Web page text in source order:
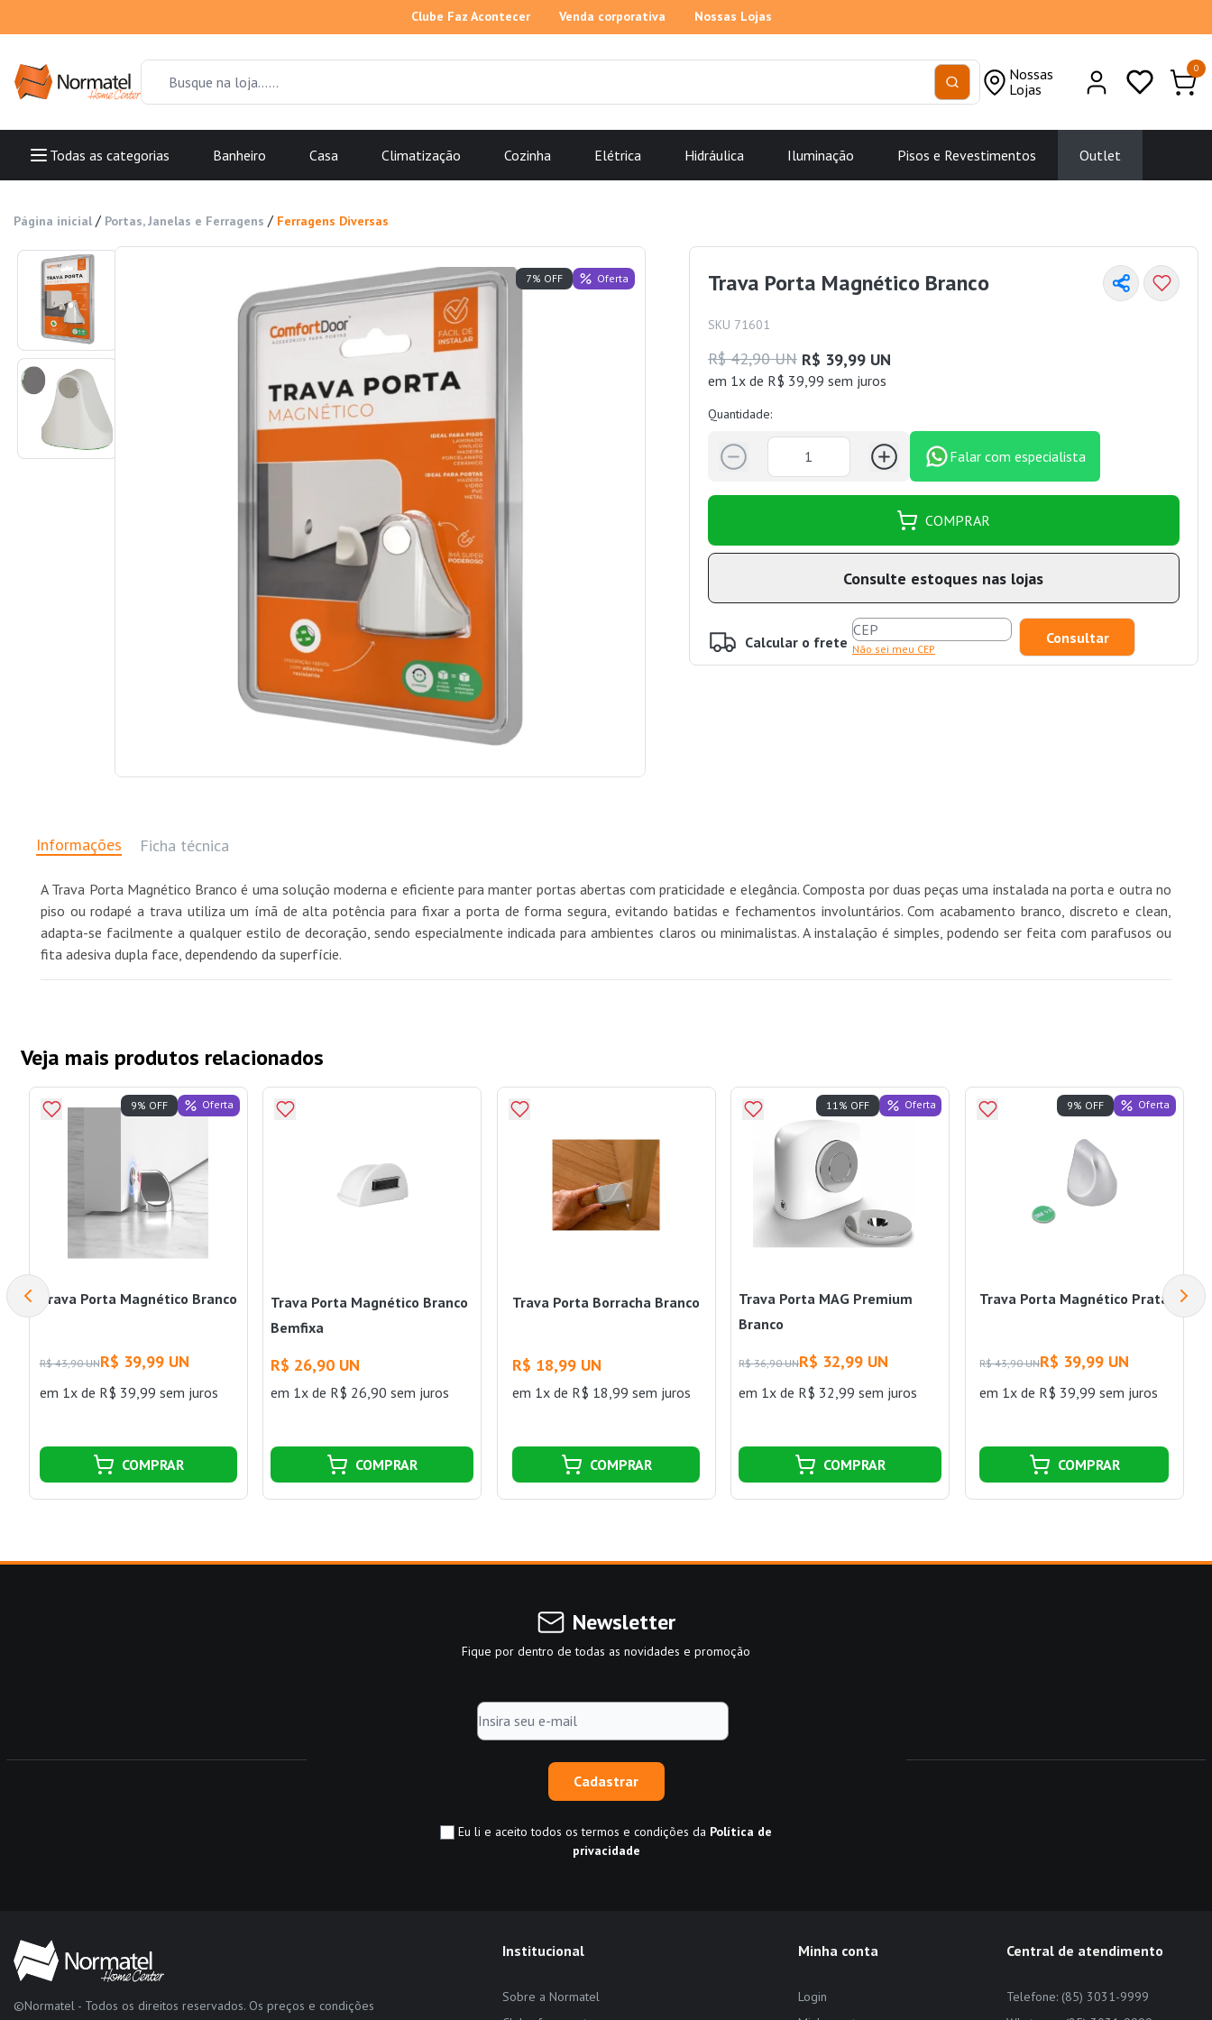
Clube Faz Acontecer Venda corporativa Nossas Lojas
Nossas
Lojas
0
Todas as categorias Banheiro Casa Climatização Cozinha Elétrica Hidráulica Iluminação Pisos e Revestimentos Outlet
Página inicial / Portas, Janelas e Ferragens / Ferragens Diversas
7% OFF Oferta Trava Porta Magnético Branco
SKU 71601
R$ 42,90 UN R$ 39,99 UN
em 1x de R$ 39,99 sem juros
Quantidade:
Falar com especialista
COMPRAR
Consulte estoques nas lojas
Calcular o frete Não sei meu CEP
Informações Ficha técnica
A Trava Porta Magnético Branco é uma solução moderna e eficiente para manter portas abertas com praticidade e elegância. Composta por duas peças uma instalada na porta e outra no
piso ou rodapé a trava utiliza um ímã de alta potência para fixar a porta de forma segura, evitando batidas e fechamentos involuntários. Com acabamento branco, discreto e clean,
adapta-se facilmente a qualquer estilo de decoração, sendo especialmente indicada para ambientes claros ou minimalistas. A instalação é simples, podendo ser feita com parafusos ou
fita adesiva dupla face, dependendo da superfície.
Veja mais produtos relacionados
Trava Porta Magnético Branco
R$ 43,90 UNR$ 39,99 UN
em 1x de R$ 39,99 sem juros
9% OFF Oferta
COMPRAR
Trava Porta Magnético Branco
Bemfixa
R$ 26,90 UN
em 1x de R$ 26,90 sem juros
COMPRAR
Trava Porta Borracha Branco
R$ 18,99 UN
em 1x de R$ 18,99 sem juros
COMPRAR
Trava Porta MAG Premium
Branco
R$ 36,90 UNR$ 32,99 UN
em 1x de R$ 32,99 sem juros
11% OFF Oferta
COMPRAR
Trava Porta Magnético Prata
R$ 43,90 UNR$ 39,99 UN
em 1x de R$ 39,99 sem juros
9% OFF Oferta
COMPRAR
Newsletter
Fique por dentro de todas as novidades e promoção
Cadastrar
Eu li e aceito todos os termos e condições da Política de
privacidade
©Normatel - Todos os direitos reservados. Os preços e condições
Institucional
Sobre a Normatel
Minha conta
Login
Central de atendimento
Telefone: (85) 3031-9999